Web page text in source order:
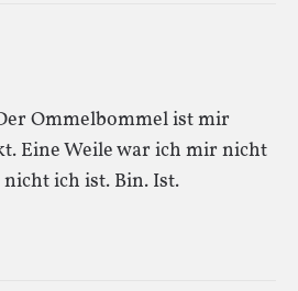
Ommelbommel ist mir
Eine Weile war ich mir nicht
ich ist. Bin. Ist.